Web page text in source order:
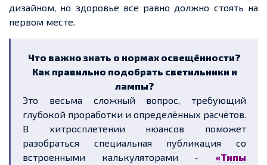
дизайном, но здоровье все равно должно стоять на
первом месте.
Что важно знать о нормах освещённости?
Как правильно подобрать светильники и
лампы?
Это весьма сложный вопрос, требующий
глубокой проработки и определённых расчётов.
В хитросплетении нюансов поможет
разобраться специальная публикация со
встроенными калькуляторами - «Типы